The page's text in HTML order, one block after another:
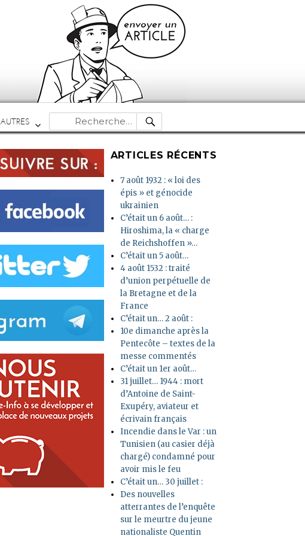
AUTRES
Recherche
pour :
RECHERCHE
ARTICLES RÉCENTS
7 août 1932 : « loi des
épis » et génocide
ukrainien
C’était un 6 août… :
Hiroshima, la « charge
de Reichshoffen »…
C’était un 5 août…
4 août 1532 : traité
d’union perpétuelle de
la Bretagne et de la
France
C’était un… 2 août :
10e dimanche après la
Pentecôte – textes de la
messe commentés
C’était un 1er août…
31 juillet… 1944 : mort
d’Antoine de Saint-
Exupéry, aviateur et
écrivain français
Incendie dans le Var : un
Tunisien (au casier déjà
chargé) condamné pour
avoir mis le feu
C’était un… 30 juillet :
Des nouvelles
atterrantes de l’enquête
sur le meurtre du jeune
nationaliste Quentin